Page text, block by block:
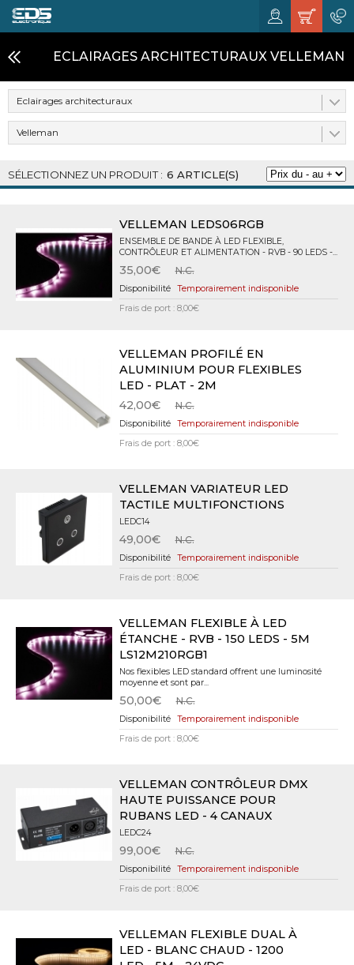
ECLAIRAGES ARCHITECTURAUX VELLEMAN
Eclairages architecturaux
Velleman
6 ARTICLE(S)
VELLEMAN LEDS06RGB
ENSEMBLE DE BANDE À LED FLEXIBLE,
CONTRÔLEUR ET ALIMENTATION - RVB - 90 LEDS -...
35,00€ N.C.
Temporairement indisponible
Frais de port : 8,00€
VELLEMAN PROFILÉ EN
ALUMINIUM POUR FLEXIBLES
LED - PLAT - 2M
42,00€
N.C.
Temporairement indisponible
Frais de port : 8,00€
VELLEMAN VARIATEUR LED
TACTILE MULTIFONCTIONS
LEDC14
49,00€ N.C.
Temporairement indisponible
Frais de port : 8,00€
VELLEMAN FLEXIBLE À LED
ÉTANCHE - RVB - 150 LEDS - 5M
LS12M210RGB1
Nos flexibles LED standard offrent une luminosité
moyenne et sont par...
50,00€ N.C.
Temporairement indisponible
Frais de port : 8,00€
VELLEMAN CONTRÔLEUR DMX
HAUTE PUISSANCE POUR
RUBANS LED - 4 CANAUX
LEDC24
99,00€ N.C.
Temporairement indisponible
Frais de port : 8,00€
VELLEMAN FLEXIBLE DUAL À
LED - BLANC CHAUD - 1200